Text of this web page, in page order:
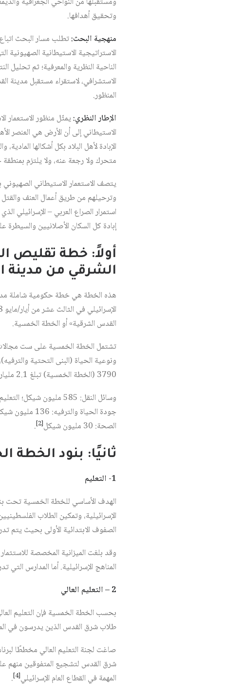
وتحقيق أهدافها.
منهجية البحث:تطلب مسار البحث
الاستراتيجية الاستيطانية
الناحية النظرية والمعرفية؛ ثم
الاستشرافي، لاستقراء مستقبل مدينة
المنظور.
الإطار النظري:يمثّل منظور الاستعمار
الاستيطاني إلى أن الأرض هي العنصر
الإبادة لأهل البلاد بكل أشكالها
متحرك ولا رجعة عنه، ولا يلتزم
يتصف الاستعمار الاستيطاني
وترحيلهم من طريق أعمال العنف
استمرار الصراع العربي – الإسرائيلي
إبادة كل السكان الأصلانيين
أولاً: خطة تقليص
الشرقي من مدينة
القدس الشرقية» أو الخطة الخمسية.
تشتمل الخطة الخمسية على ست مجالات
ونوعية الحياة (البنى التحتية
3790 (الخطة الخمسية) تبلغ 2.1 مليار شيكل أي ما يقارب 550 مليون دولار. وقد وزعت مخصصاتها على النحو التالي:
الصحة: 30 مليون شيكل
[2]
.
ثانيًا: بنود الخطة
1- التعليم
الهدف الأساسي للخطة الخمسية تحت
الصفوف الابتدائية الأولى بحيث يتم
المناهج الإسرائيلية. أما المدارس
2 – التعليم العالي
بحسب الخطة الخمسية فإن التعليم
طلاب شرق القدس الذين يدرسون في
صاغت لجنة التعليم العالي مخططًا
شرق القدس لتشجيع المتفوقين منهم
المهمة في القطاع العام الإسرائيلي[4]
.